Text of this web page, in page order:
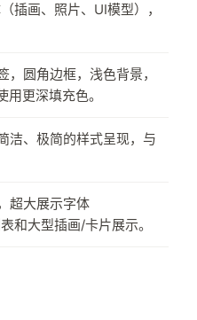
插画、照片、UI模型），
，圆角边框，浅色背景，
更深填充色。
洁、极简的样式呈现，与
超大展示字体
和大型插画/卡片展示。